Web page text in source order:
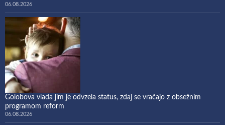
06.08.2026
Golobova vlada jim je odvzela status, zdaj se vračajo z obsežnim
programom reform
06.08.2026